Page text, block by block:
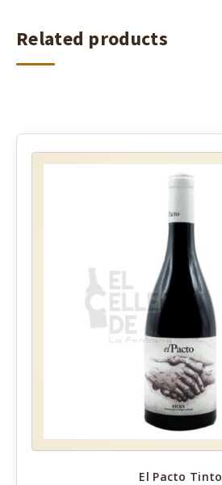
Related products
El Pacto Tinto